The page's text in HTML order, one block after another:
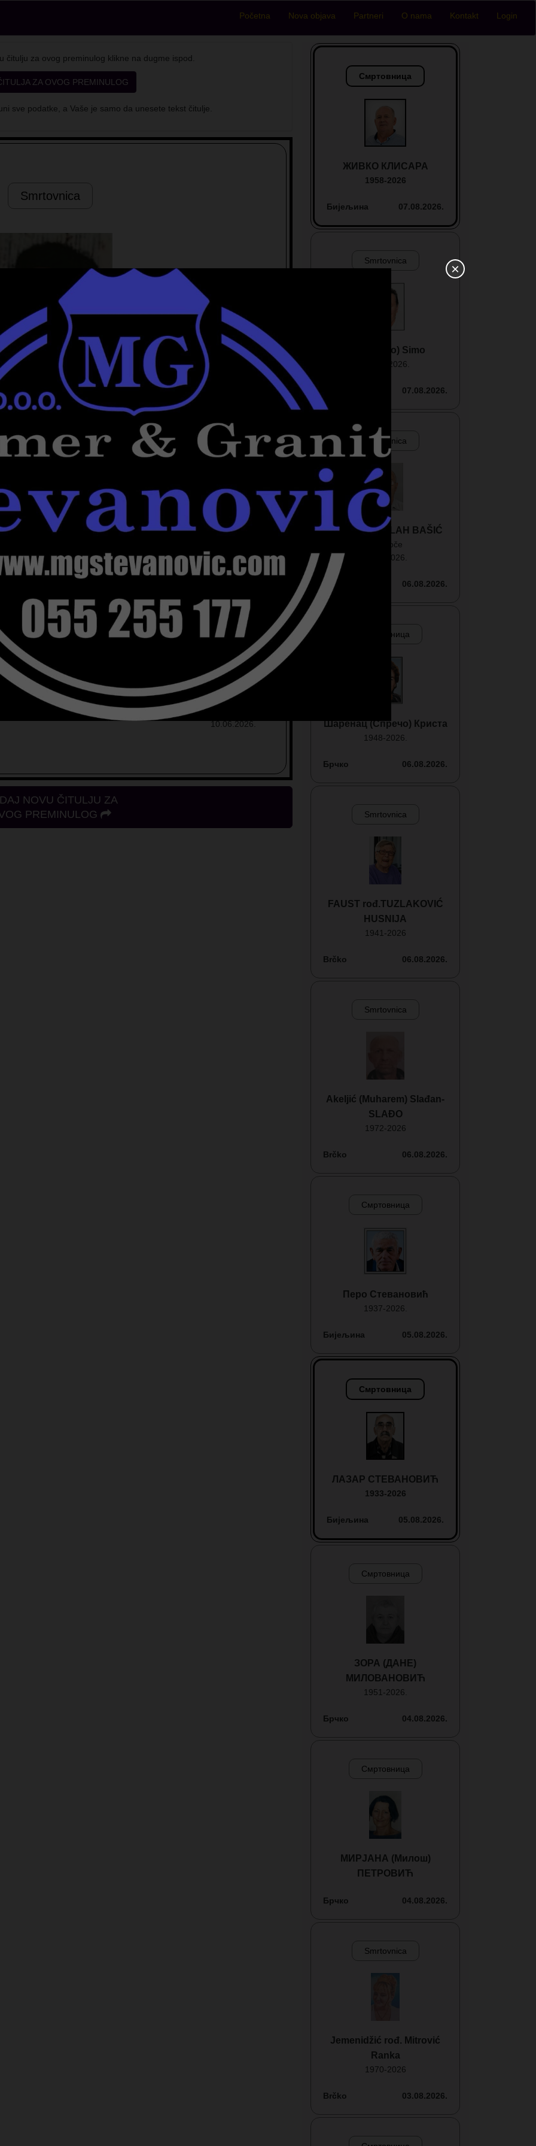
Početna Nova objava Partneri O nama Kontakt Login
čitulju za ovog preminulog klikne na dugme ispod.
ZA OVOG PREMINULOG
sve podatke, a Vaše je samo da unesete tekst čitulje.
Smrtovnica
(JOZO) DASOVIĆ
08.06.2026 u 90-oj godini života. Sahrana će se obaviti
OŽALOŠĆENI
Dasović i ostala obitelj, susjedi i prijatelji.
10.06.2026.
NOVU ČITULJU ZA
PREMINULOG
Смртовница
ЖИВКО КЛИСАРА
1958-2026
Бијељина 07.08.2026.
Smrtovnica
Simić (Gajo) Simo
1940 - 2026.
07.08.2026.
Smrtovnica
hadži ABDULLAH BAŠIĆ
iz Maoče
1945-2026.
Brčko 06.08.2026.
Смртовница
Шаренац (Спречо) Криста
1948-2026.
Брчко 06.08.2026.
Smrtovnica
FAUST rođ.TUZLAKOVIĆ
HUSNIJA
1941-2026
Brčko 06.08.2026.
Smrtovnica
Akeljić (Muharem) Slađan-
SLAĐO
1972-2026
Brčko 06.08.2026.
Смртовница
Перо Стевановић
1937-2026.
Бијељина 05.08.2026.
Смртовница
ЛАЗАР СТЕВАНОВИЋ
1933-2026
Бијељина 05.08.2026.
Смртовница
ЗОРА (ДАНЕ)
МИЛОВАНОВИЋ
1951-2026.
Брчко 04.08.2026.
Смртовница
МИРЈАНА (Милош)
ПЕТРОВИЋ
Брчко 04.08.2026.
Smrtovnica
Jemenidžić rođ. Mitrović
Ranka
1970-2026
Brčko 03.08.2026.
×